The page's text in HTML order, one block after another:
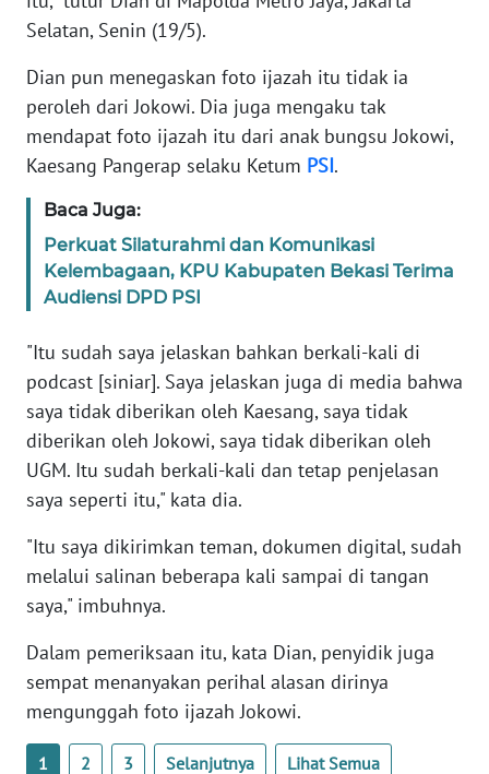
Selatan, Senin (19/5).
Dian pun menegaskan foto ijazah itu tidak ia
peroleh dari Jokowi. Dia juga mengaku tak
mendapat foto ijazah itu dari anak bungsu Jokowi,
Kaesang Pangerap selaku Ketum PSI.
Baca Juga:
Perkuat Silaturahmi dan Komunikasi
Kelembagaan, KPU Kabupaten Bekasi Terima
Audiensi DPD PSI
"Itu sudah saya jelaskan bahkan berkali-kali di
podcast [siniar]. Saya jelaskan juga di media bahwa
saya tidak diberikan oleh Kaesang, saya tidak
diberikan oleh Jokowi, saya tidak diberikan oleh
UGM. Itu sudah berkali-kali dan tetap penjelasan
saya seperti itu," kata dia.
"Itu saya dikirimkan teman, dokumen digital, sudah
melalui salinan beberapa kali sampai di tangan
saya," imbuhnya.
Dalam pemeriksaan itu, kata Dian, penyidik juga
sempat menanyakan perihal alasan dirinya
mengunggah foto ijazah Jokowi.
1 2 3 Selanjutnya Lihat Semua
SUMUT
WN
JAKARTA
WN
JABAR
WN
WN
NTT
WN
WN
PAPUA
PAPUA
WN
RIAU